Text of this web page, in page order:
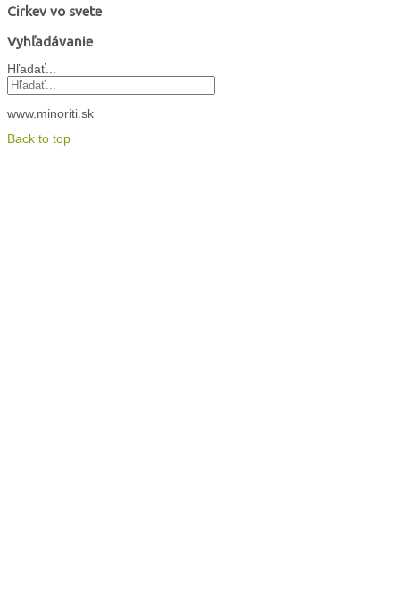
Cirkev vo svete
Vyhľadávanie
Hľadať...
www.minoriti.sk
Back to top